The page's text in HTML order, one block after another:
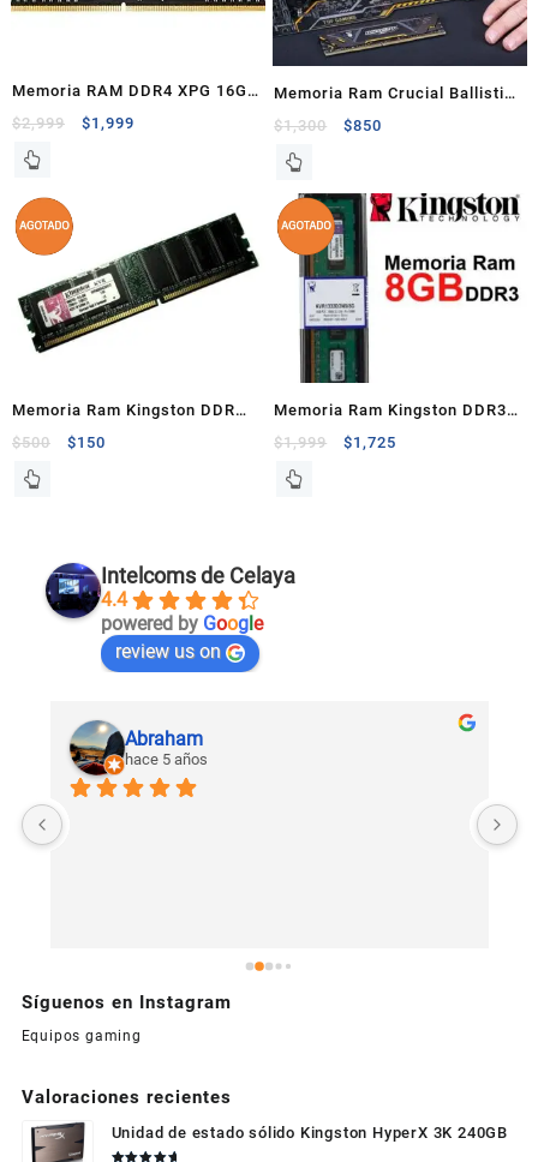
Memoria RAM DDR4 XPG 16GB
2666Mhz
$2,999 $1,999
Memoria Ram Crucial Ballistix
DDR4 8GB 2666Mhz
$1,300 $850
Memoria Ram Kingston DDR
512MB
$500 $150
Memoria Ram Kingston DDR3
8GB KVR1333D3N9/8G
$1,999 $1,725
Intelcoms de Celaya
4.4
powered by Google
review us on
Abraham
hace 5 años
Síguenos en Instagram
Equipos gaming
Valoraciones recientes
Unidad de estado sólido Kingston HyperX 3K 240GB